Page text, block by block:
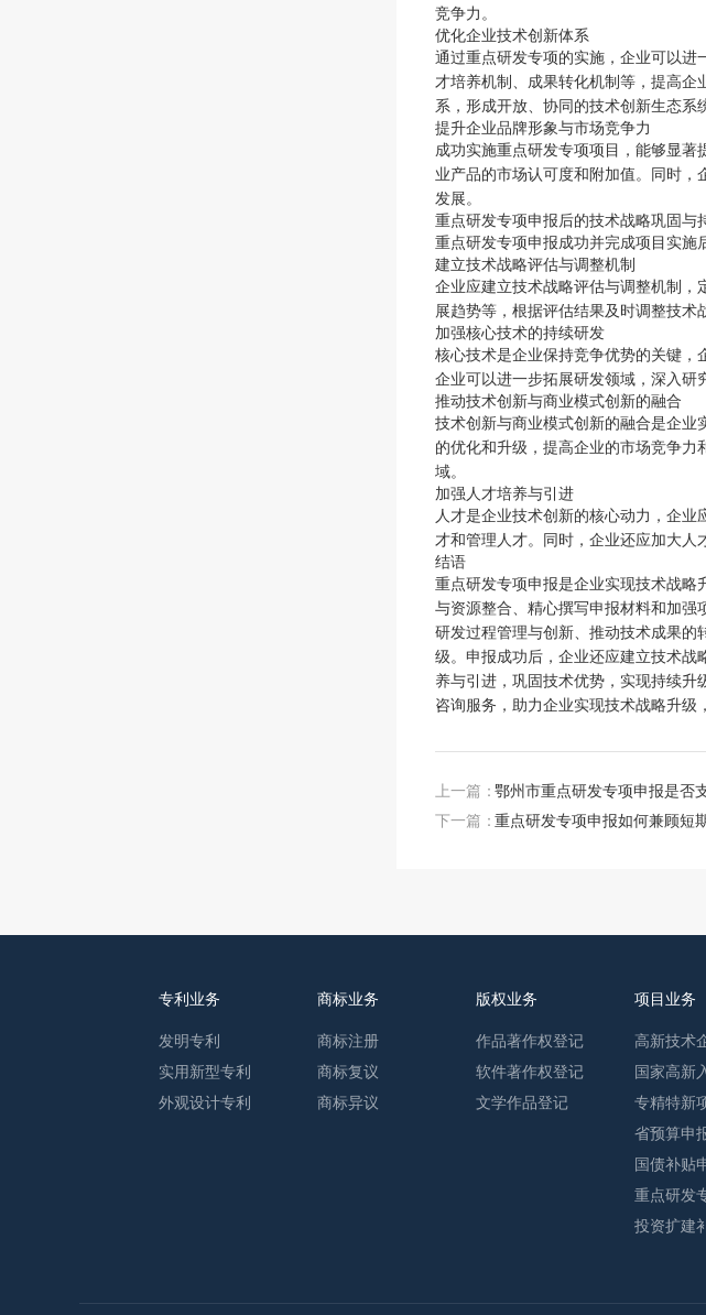
竞争力。
优化企业技术创新体系
通过重点研发专项的实施，企业可以进
才培养机制、成果转化机制等，提高企
系，形成开放、协同的技术创新生态系
提升企业品牌形象与市场竞争力
成功实施重点研发专项项目，能够显
业产品的市场认可度和附加值。同时
发展。
重点研发专项申报后的技术战略巩固与
重点研发专项申报成功并完成项目实施
建立技术战略评估与调整机制
企业应建立技术战略评估与调整机制，
展趋势等，根据评估结果及时调整技术
加强核心技术的持续研发
核心技术是企业保持竞争优势的关键，
企业可以进一步拓展研发领域，深入研
推动技术创新与商业模式创新的融合
技术创新与商业模式创新的融合是企业
的优化和升级，提高企业的市场竞争
域。
加强人才培养与引进
人才是企业技术创新的核心动力，企
才和管理人才。同时，企业还应加大人
结语
重点研发专项申报是企业实现技术战略
与资源整合、精心撰写申报材料和加强
研发过程管理与创新、推动技术成果的
级。申报成功后，企业还应建立技术战
养与引进，巩固技术优势，实现持续
咨询服务，助力企业实现技术战略升级
上一篇：鄂州市重点研发专项申报是否
下一篇：重点研发专项申报如何兼顾短
专利业务
发明专利
实用新型专利
外观设计专利
商标业务
商标注册
商标复议
商标异议
版权业务
作品著作权登记
软件著作权登记
文学作品登记
项目业务
高新技术
国家高新
专精特新
省预算申
国债补贴
重点研发
投资扩建